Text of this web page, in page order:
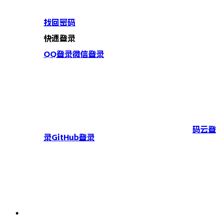
找回密码
快速登录
QQ登录微信登录
码云登
录GitHub登录